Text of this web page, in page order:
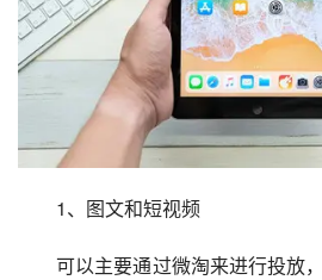
1、图文和短视频
可以主要通过微淘来进行投放